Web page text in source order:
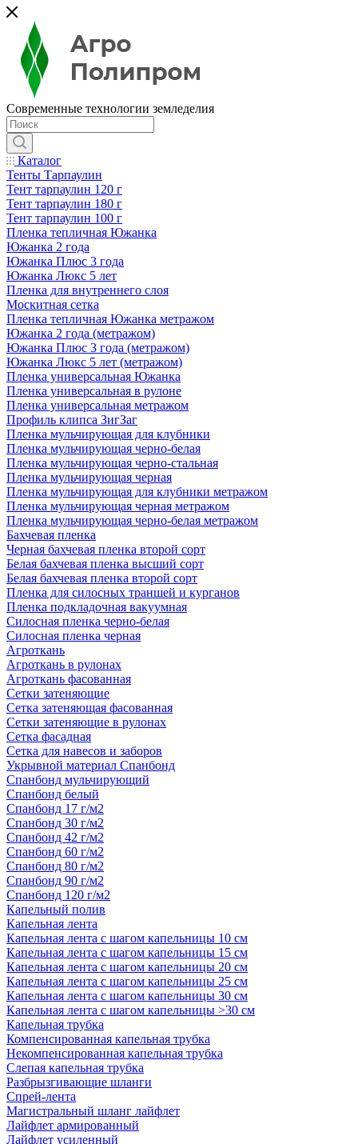
Современные технологии земледелия
Каталог
Тенты Тарпаулин
Тент тарпаулин 120 г
Тент тарпаулин 180 г
Тент тарпаулин 100 г
Пленка тепличная Южанка
Южанка 2 года
Южанка Плюс 3 года
Южанка Люкс 5 лет
Пленка для внутреннего слоя
Москитная сетка
Пленка тепличная Южанка метражом
Южанка 2 года (метражом)
Южанка Плюс 3 года (метражом)
Южанка Люкс 5 лет (метражом)
Пленка универсальная Южанка
Пленка универсальная в рулоне
Пленка универсальная метражом
Профиль клипса ЗигЗаг
Пленка мульчирующая для клубники
Пленка мульчирующая черно-белая
Пленка мульчирующая черно-стальная
Пленка мульчирующая черная
Пленка мульчирующая для клубники метражом
Пленка мульчирующая черная метражом
Пленка мульчирующая черно-белая метражом
Бахчевая пленка
Черная бахчевая пленка второй сорт
Белая бахчевая пленка высший сорт
Белая бахчевая пленка второй сорт
Пленка для силосных траншей и курганов
Пленка подкладочная вакуумная
Силосная пленка черно-белая
Силосная пленка черная
Агроткань
Агроткань в рулонах
Агроткань фасованная
Сетки затеняющие
Сетка затеняющая фасованная
Сетки затеняющие в рулонах
Сетка фасадная
Сетка для навесов и заборов
Укрывной материал Спанбонд
Спанбонд мульчирующий
Спанбонд белый
Спанбонд 17 г/м2
Спанбонд 30 г/м2
Спанбонд 42 г/м2
Спанбонд 60 г/м2
Спанбонд 80 г/м2
Спанбонд 90 г/м2
Спанбонд 120 г/м2
Капельный полив
Капельная лента
Капельная лента с шагом капельницы 10 см
Капельная лента с шагом капельницы 15 см
Капельная лента с шагом капельницы 20 см
Капельная лента с шагом капельницы 25 см
Капельная лента с шагом капельницы 30 см
Капельная лента с шагом капельницы >30 см
Капельная трубка
Компенсированная капельная трубка
Некомпенсированная капельная трубка
Слепая капельная трубка
Разбрызгивающие шланги
Спрей-лента
Магистральный шланг лайфлет
Лайфлет армированный
Лайфлет усиленный